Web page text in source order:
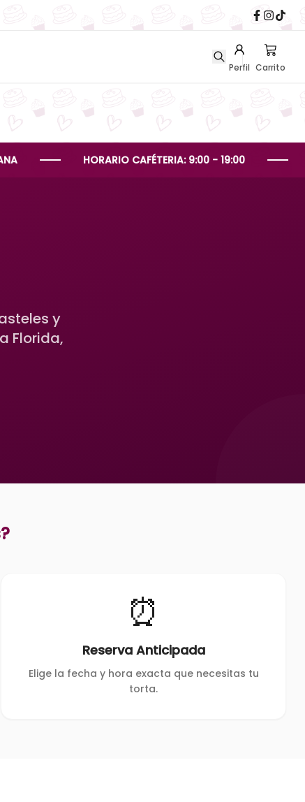
Perfil Carrito
HORARIO CAFÉTERIA: 9:00 - 19:00
y
Florida,
?
⏰
Reserva Anticipada
Elige la fecha y hora exacta que necesitas tu
torta.